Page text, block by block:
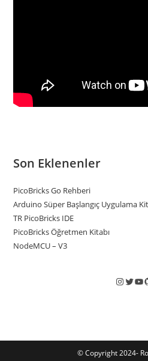
Son Eklenenler
PicoBricks Go Rehberi
Arduino Süper Başlangıç Uygulama
TR PicoBricks IDE
PicoBricks Öğretmen Kitabı
NodeMCU – V3
© Copyright 2024-